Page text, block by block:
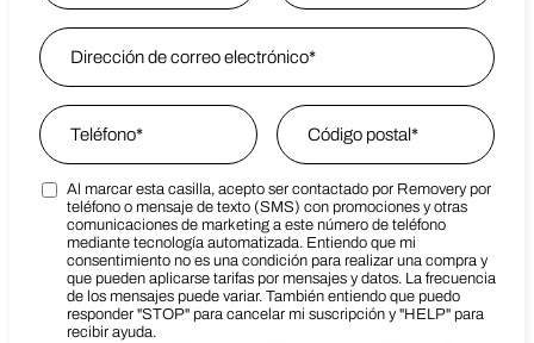
Nombre
Email Address
Phone Zip Code
Zip Code
Marketing SMS Consent Terms
Al marcar esta casilla, acepto ser contactado por Removery por
teléfono o mensaje de texto (SMS) con promociones y otras
comunicaciones de marketing a este número de teléfono
mediante tecnología automatizada. Entiendo que mi
consentimiento no es una condición para realizar una compra y
que pueden aplicarse tarifas por mensajes y datos. La frecuencia
de los mensajes puede variar. También entiendo que puedo
responder "STOP" para cancelar mi suscripción y "HELP" para
recibir ayuda.